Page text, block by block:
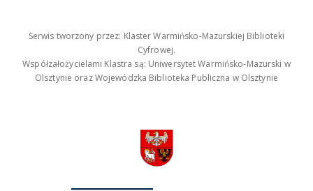
Serwis tworzony przez: Klaster Warmińsko-Mazurskiej Biblioteki
Cyfrowej.
Współzałożycielami Klastra są: Uniwersytet Warmińsko-Mazurski w
Olsztynie oraz Wojewódzka Biblioteka Publiczna w Olsztynie